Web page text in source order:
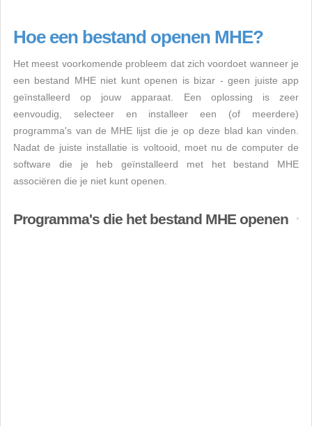
Hoe een bestand openen MHE?
Het meest voorkomende probleem dat zich voordoet wanneer je
een bestand MHE niet kunt openen is bizar - geen juiste app
geïnstalleerd op jouw apparaat. Een oplossing is zeer
eenvoudig, selecteer en installeer een (of meerdere)
programma's van de MHE lijst die je op deze blad kan vinden.
Nadat de juiste installatie is voltooid, moet nu de computer de
software die je heb geïnstalleerd met het bestand MHE
associëren die je niet kunt openen.
Programma's die het bestand MHE openen